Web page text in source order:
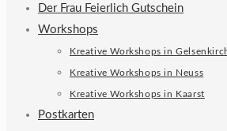
Der Frau Feierlich Gutschein
Workshops
Kreative Workshops in
Kreative Workshops in Neuss
Kreative Workshops in Kaarst
Postkarten